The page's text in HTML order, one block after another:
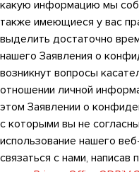
какую информацию мы
также имеющиеся у вас
выделить достаточно
нашего Заявления о
возникнут вопросы
отношении личной
этом Заявлении о
с которыми вы не
использование нашего
связаться с нами, написав